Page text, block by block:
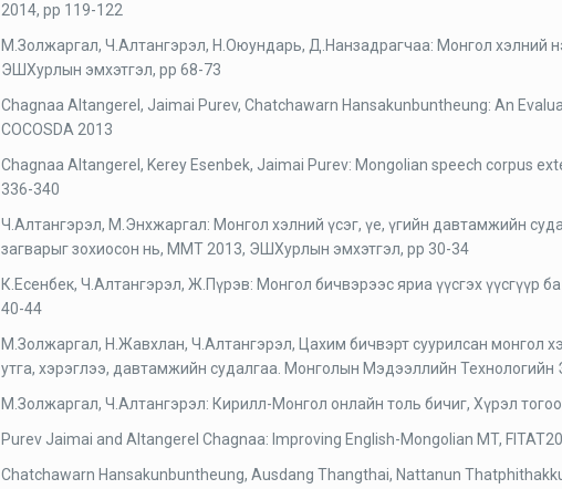
2014, pp 119-122
М.Золжаргал, Ч.Алтангэрэл, Н.Оюундарь, Д.Нанзадрагчаа: Монгол хэлний
ЭШХурлын эмхэтгэл, pp 68-73
Chagnaa Altangerel, Jaimai Purev, Chatchawarn Hansakunbuntheung: An
COCOSDA 2013
Chagnaa Altangerel, Kerey Esenbek, Jaimai Purev: Mongolian speech corpus
336-340
Ч.Алтангэрэл, М.Энхжаргал: Монгол хэлний үсэг, үе, үгийн давтамжийн
загварыг зохиосон нь, ММТ 2013, ЭШХурлын эмхэтгэл, pp 30-34
К.Есенбек, Ч.Алтангэрэл, Ж.Пүрэв: Монгол бичвэрээс яриа үүсгэх үүсгүүр
40-44
М.Золжаргал, Н.Жавхлан, Ч.Алтангэрэл, Цахим бичвэрт суурилсан монгол
утга, хэрэглээ, давтамжийн судалгаа. Монголын Мэдээллийн
М.Золжаргал, Ч.Алтангэрэл: Кирилл-Монгол онлайн толь бичиг, Хүрэл
Purev Jaimai and Altangerel Chagnaa: Improving English-Mongolian MT,
Chatchawarn Hansakunbuntheung, Ausdang Thangthai, Nattanun